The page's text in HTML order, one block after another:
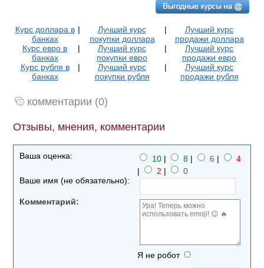
Курс доллара в
банках
|
Лучший курс
покупки доллара
|
Лучший курс
продажи доллара
Курс евро в
банках
|
Лучший курс
покупки евро
|
Лучший курс
продажи евро
Курс рубля в
банках
|
Лучший курс
покупки рубля
|
Лучший курс
продажи рубля
комментарии (0)
Отзывы, мнения, комментарии
Ваша оценка: 10 | 8 | 6 |
4
|
2 |
0
Ваше имя (не обязательно):
Комментарий:
Я не робот